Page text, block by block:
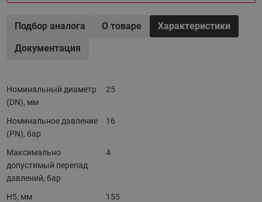
Подбор аналога О товаре
Характеристики
Документация
Номинальный диаметр
(DN), мм
25
Номинальное давление
(PN), бар
16
Максимально
допустимый перепад
давлений, бар
4
H5, мм
155